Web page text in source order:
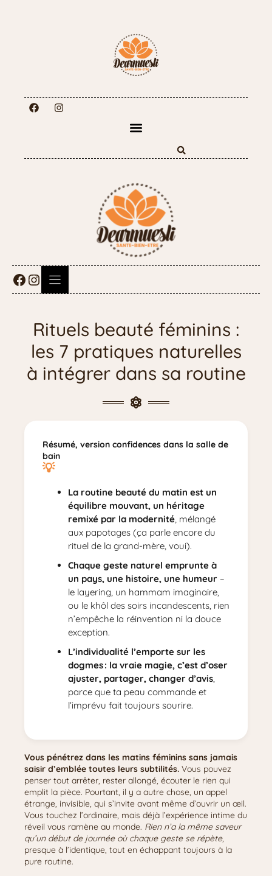
Rituels beauté féminins :
les 7 pratiques naturelles
à intégrer dans sa routine
Résumé, version confidences dans la salle de
bain
La routine beauté du matin est un
équilibre mouvant, un héritage
remixé par la modernité, mélangé
aux papotages (ça parle encore du
rituel de la grand-mère, voui).
Chaque geste naturel emprunte à
un pays, une histoire, une humeur –
le layering, un hammam imaginaire,
ou le khôl des soirs incandescents, rien
n’empêche la réinvention ni la douce
exception.
L’individualité l’emporte sur les
dogmes : la vraie magie, c’est d’oser
ajuster, partager, changer d’avis,
parce que ta peau commande et
l’imprévu fait toujours sourire.
Vous pénétrez dans les matins féminins sans jamais
saisir d’emblée toutes leurs subtilités. Vous pouvez
penser tout arrêter, rester allongé, écouter le rien qui
emplit la pièce. Pourtant, il y a autre chose, un appel
étrange, invisible, qui s’invite avant même d’ouvrir un œil.
Vous touchez l’ordinaire, mais déjà l’expérience intime du
réveil vous ramène au monde. Rien n’a la même saveur
qu’un début de journée où chaque geste se répète,
presque à l’identique, tout en échappant toujours à la
pure routine.